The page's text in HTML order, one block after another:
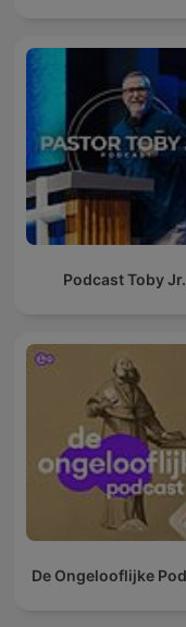
Podcast Toby Jr.
De Ongelooflijke